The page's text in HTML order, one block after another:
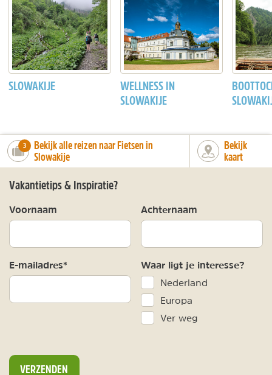
SLOWAKIJE
WELLNESS IN
SLOWAKIJE
number_of_trips:
3
Bekijk alle reizen naar Fietsen in
Slowakije
Bekijk
kaart
Vakantietips & Inspiratie?
Voornaam Achternaam
E-mailadres* Waar ligt je interesse?
Nederland
Europa
Ver weg
VERZENDEN